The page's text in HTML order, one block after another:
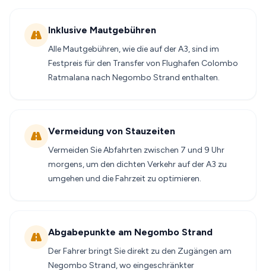
Inklusive Mautgebühren
Alle Mautgebühren, wie die auf der A3, sind im
Festpreis für den Transfer von Flughafen Colombo
Ratmalana nach Negombo Strand enthalten.
Vermeidung von Stauzeiten
Vermeiden Sie Abfahrten zwischen 7 und 9 Uhr
morgens, um den dichten Verkehr auf der A3 zu
umgehen und die Fahrzeit zu optimieren.
Abgabepunkte am Negombo Strand
Der Fahrer bringt Sie direkt zu den Zugängen am
Negombo Strand, wo eingeschränkter